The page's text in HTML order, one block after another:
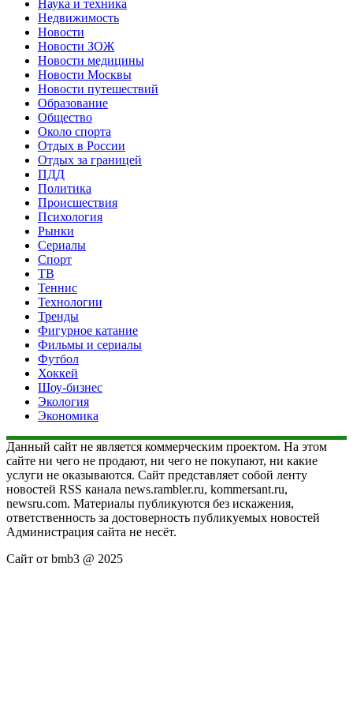
Наука и техника
Недвижимость
Новости
Новости ЗОЖ
Новости медицины
Новости Москвы
Новости путешествий
Образование
Общество
Около спорта
Отдых в России
Отдых за границей
ПДД
Политика
Происшествия
Психология
Рынки
Сериалы
Спорт
ТВ
Теннис
Технологии
Тренды
Фигурное катание
Фильмы и сериалы
Футбол
Хоккей
Шоу-бизнес
Экология
Экономика
Данный сайт не является коммерческим проектом. На этом
сайте ни чего не продают, ни чего не покупают, ни какие
услуги не оказываются. Сайт представляет собой ленту
новостей RSS канала news.rambler.ru, kommersant.ru,
newsru.com. Материалы публикуются без искажения,
ответственность за достоверность публикуемых новостей
Администрация сайта не несёт.
Сайт от bmb3 @ 2025